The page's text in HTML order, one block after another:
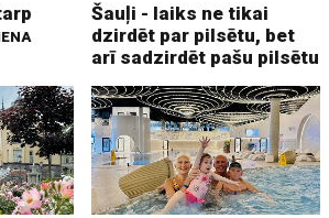
Šauļi - laiks ne tikai
dzirdēt par pilsētu, bet
arī sadzirdēt pašu pilsētu